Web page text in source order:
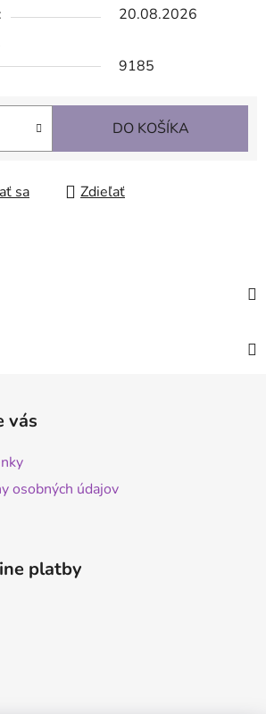
20.08.2026
9185
DO KOŠÍKA
sa Zdieľať
vás
osobných údajov
platby